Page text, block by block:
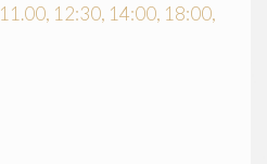
12:30, 14:00, 18:00,